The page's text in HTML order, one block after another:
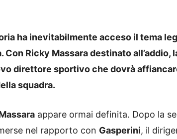
ha inevitabilmente acceso il tema
Ricky Massara destinato all’addio,
direttore sportivo che dovrà
squadra.
appare ormai definita. Dopo la
nel rapporto con Gasperini, il